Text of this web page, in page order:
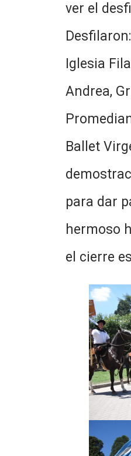
ver el
Iglesia
Andrea,
Ballet
para dar
hermoso
el cierre